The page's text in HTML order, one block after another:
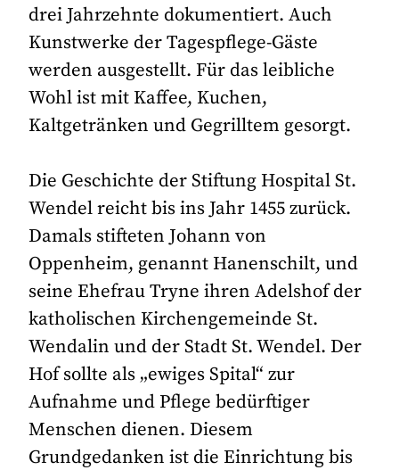
drei Jahrzehnte dokumentiert. Auch
Kunstwerke der Tagespflege-Gäste
werden ausgestellt. Für das leibliche
Wohl ist mit Kaffee, Kuchen,
Kaltgetränken und Gegrilltem gesorgt.
Die Geschichte der Stiftung Hospital St.
Wendel reicht bis ins Jahr 1455 zurück.
Damals stifteten Johann von
Oppenheim, genannt Hanenschilt, und
seine Ehefrau Tryne ihren Adelshof der
katholischen Kirchengemeinde St.
Wendalin und der Stadt St. Wendel. Der
Hof sollte als „ewiges Spital“ zur
Aufnahme und Pflege bedürftiger
Menschen dienen. Diesem
Grundgedanken ist die Einrichtung bis